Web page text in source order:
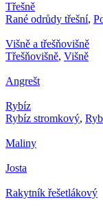
Třešně
Rané odrůdy třešní,
Višně a třešňovišně
Třešňovišně, Višně
Angrešt
Rybíz
Rybíz stromkový,
Maliny
Josta
Rakytník řešetlákový